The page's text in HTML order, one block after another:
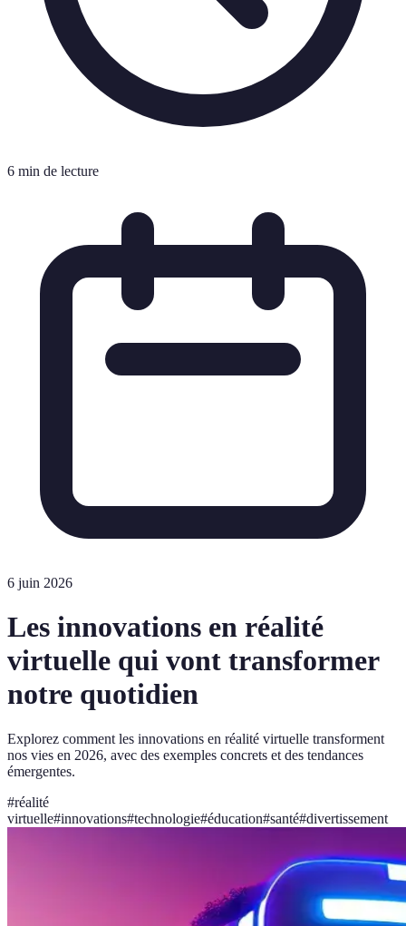
6 min de lecture
6 juin 2026
Les innovations en réalité
virtuelle qui vont transformer
notre quotidien
Explorez comment les innovations en réalité virtuelle transforment
nos vies en 2026, avec des exemples concrets et des tendances
émergentes.
#réalité
virtuelle#innovations#technologie#éducation#santé#divertissement